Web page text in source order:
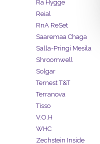
Ra Hygge
Reial
RnA ReSet
Saaremaa Chaga
Salla-Pringi Mesila
Shroomwell
Solgar
Ternest T&T
Terranova
Tisso
V.O.H
WHC
Zechstein Inside